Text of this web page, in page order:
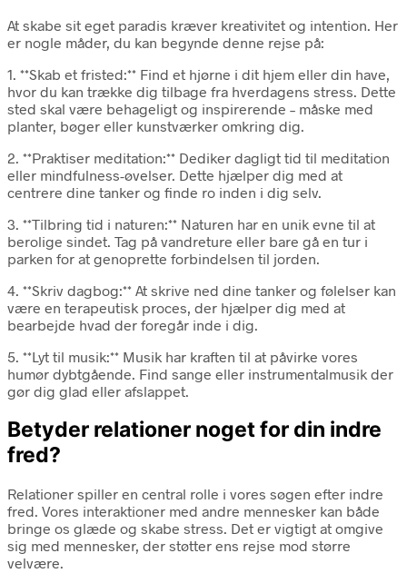
At skabe sit eget paradis kræver kreativitet og intention. Her
er nogle måder, du kan begynde denne rejse på:
1. **Skab et fristed:** Find et hjørne i dit hjem eller din have,
hvor du kan trække dig tilbage fra hverdagens stress. Dette
sted skal være behageligt og inspirerende – måske med
planter, bøger eller kunstværker omkring dig.
2. **Praktiser meditation:** Dediker dagligt tid til meditation
eller mindfulness-øvelser. Dette hjælper dig med at
centrere dine tanker og finde ro inden i dig selv.
3. **Tilbring tid i naturen:** Naturen har en unik evne til at
berolige sindet. Tag på vandreture eller bare gå en tur i
parken for at genoprette forbindelsen til jorden.
4. **Skriv dagbog:** At skrive ned dine tanker og følelser kan
være en terapeutisk proces, der hjælper dig med at
bearbejde hvad der foregår inde i dig.
5. **Lyt til musik:** Musik har kraften til at påvirke vores
humør dybtgående. Find sange eller instrumentalmusik der
gør dig glad eller afslappet.
Betyder relationer noget for din indre
fred?
Relationer spiller en central rolle i vores søgen efter indre
fred. Vores interaktioner med andre mennesker kan både
bringe os glæde og skabe stress. Det er vigtigt at omgive
sig med mennesker, der støtter ens rejse mod større
velvære.